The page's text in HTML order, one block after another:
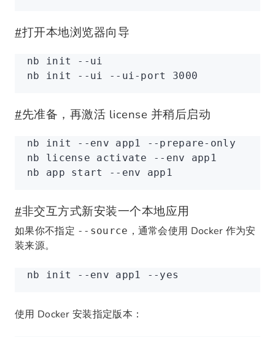
#打开本地浏览器向导
nb init
--ui
nb init --ui --ui-port 3000
#先准备，再激活 license 并稍后启动
nb init --env app1
--prepare-only
nb license activate --env app1
nb app start --env app1
#非交互方式新安装一个本地应用
如果你不指定 --source ，通常会使用 Docker 作为安
装来源。
nb init --env app1 --yes
使用 Docker 安装指定版本：